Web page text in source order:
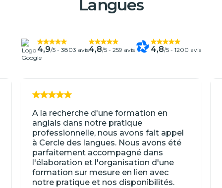
Langues
4,9/5 - 3803 avis4,8/5 - 259 avis 4,8/5 - 1200 avis
A la recherche d'une formation en
anglais dans notre pratique
professionnelle, nous avons fait appel
à Cercle des langues. Nous avons été
parfaitement accompagné dans
l'élaboration et l'organisation d'une
formation sur mesure en lien avec
notre pratique et nos disponibilités.